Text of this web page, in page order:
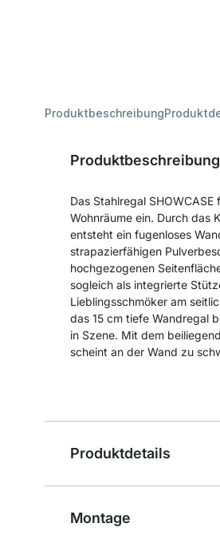
Produktbeschreibung
Produktbeschreibung
Das Stahlregal
Wohnräume ein. Durch das
entsteht ein fugenloses
strapazierfähigen
hochgezogenen
sogleich als integrierte
Lieblingsschmöker am
das 15 cm tiefe Wandregal
in Szene. Mit dem
scheint an der Wand zu
Produktdetails
Montage